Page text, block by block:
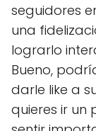
seguidores
una
lograrlo
Bueno,
darle like a
quieres ir un